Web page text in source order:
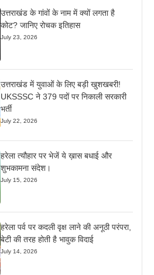
उत्तराखंड के गांवों के नाम में क्यों लगता है
कोट? जानिए रोचक इतिहास
July 23, 2026
उत्तराखंड में युवाओं के लिए बड़ी खुशखबरी!
UKSSSC ने 379 पदों पर निकाली सरकारी
भर्ती
July 22, 2026
हरेला त्यौहार पर भेजें ये ख़ास बधाई और
शुभकामना संदेश।
July 15, 2026
हरेला पर्व पर कदली वृक्ष लाने की अनूठी परंपरा,
बेटी की तरह होती है भावुक विदाई
July 14, 2026